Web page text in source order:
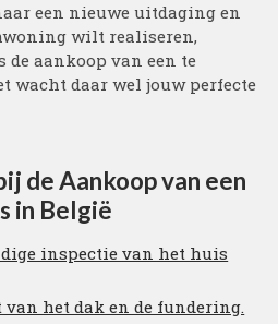
een nieuwe uitdaging en
wilt realiseren,
de aankoop van een te
wacht daar wel jouw perfecte
de Aankoop van een
in België
inspectie van het huis
van het dak en de fundering.